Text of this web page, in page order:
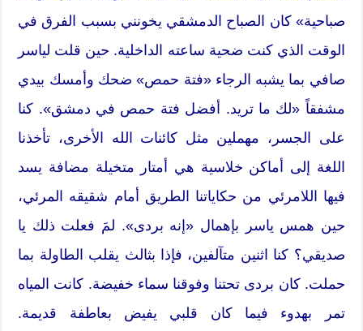
صباحية» كان الصباح الدمشقي يخونني بسبب الفرق في
الوقت الذي كنت ضحية ساعته الداخلية. حين قلت لياسر
صافي بما يشبه الرجاء «فتة حمص» ضحك وأمسك بيدي
مشفقاً «لك ما تريد. أفضل فتة حمص في دمشق». كنا
على الجسر، مهملين مثل كائنات الله الأخرى، تأخذنا
اللغة إلى أماكن خلاسية هي أمتار متخيلة مضافة يسد
فيها اللامرئي من حكاياتنا الطريق أمام شقيقه المرئي،
حين همس ياسر بإهمال «إنه بردى». لمَ فعلت ذلك يا
صديقي؟ كنا اثنين متآلفين، فإذا بثالث يقلب الطاولة بما
حملت. كان بردى تحتنا وفوقنا سماء خفيضة. كانت المياه
تمر بهدوء فيما كان قلبي يفيض بعاطفة قديمة.